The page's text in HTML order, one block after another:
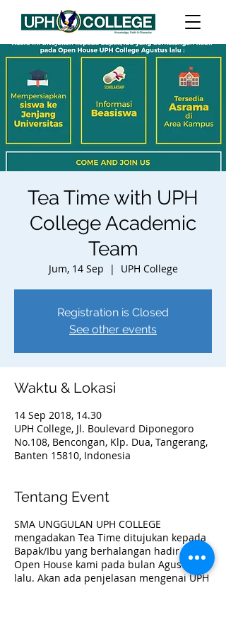
Tea Time with UPH
College Academic
Team
Jum, 14 Sep
  |
UPH College
Registration is Closed
See other events
Waktu & Lokasi
14 Sep 2018, 14.30
UPH College, Jl. Boulevard Diponegoro
No.108, Bencongan, Klp. Dua, Tangerang,
Banten 15810, Indonesia
Tentang Event
SMA UNGGULAN UPH COLLEGE
mengadakan Tea Time ditujukan kepada
Bapak/Ibu yang berhalangan hadir pada
Open House kami pada bulan Agustus
lalu. Akan ada penjelasan mengenai UPH